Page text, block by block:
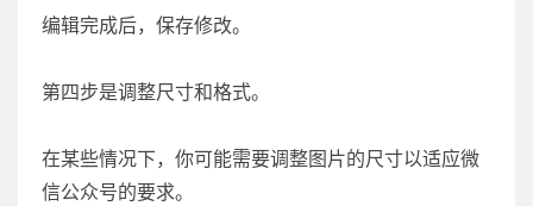
编辑完成后，保存修改。
第四步是调整尺寸和格式。
在某些情况下，你可能需要调整图片的尺寸以适应微
信公众号的要求。